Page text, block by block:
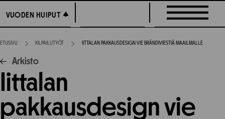
suoraan
sisältöön
VUODEN HUIPUT
VUODEN HUIPUT
ETUSIVU KILPAILUTYÖT IITTALAN PAKKAUSDESIGN VIE BRÄNDIVIESTIÄ MAAILMALLE
Arkisto
Iittalan
pakkausdesign vie